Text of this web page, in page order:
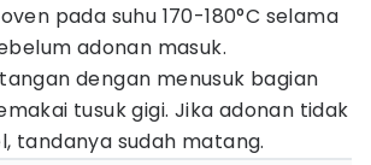
pada suhu 170-180°C selama
adonan masuk.
dengan menusuk bagian
tusuk gigi. Jika adonan tidak
tandanya sudah matang.